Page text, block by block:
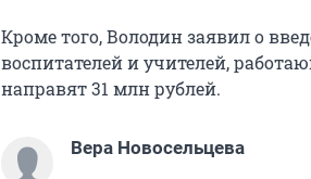
Кроме того, Володин заявил о
воспитателей и учителей,
направят 31 млн рублей.
Вера Новосельцева